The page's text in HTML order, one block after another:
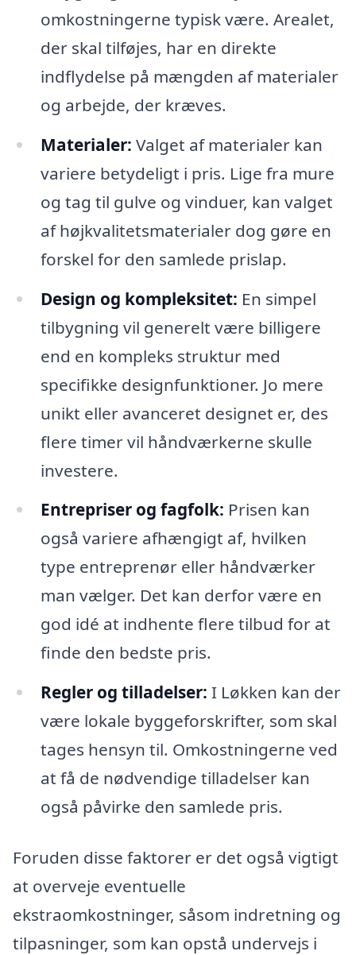
omkostningerne typisk være. Arealet,
der skal tilføjes, har en direkte
indflydelse på mængden af materialer
og arbejde, der kræves.
Materialer: Valget af materialer kan
variere betydeligt i pris. Lige fra mure
og tag til gulve og vinduer, kan valget
af højkvalitetsmaterialer dog gøre en
forskel for den samlede prislap.
Design og kompleksitet: En simpel
tilbygning vil generelt være billigere
end en kompleks struktur med
specifikke designfunktioner. Jo mere
unikt eller avanceret designet er, des
flere timer vil håndværkerne skulle
investere.
Entrepriser og fagfolk: Prisen kan
også variere afhængigt af, hvilken
type entreprenør eller håndværker
man vælger. Det kan derfor være en
god idé at indhente flere tilbud for at
finde den bedste pris.
Regler og tilladelser: I Løkken kan der
være lokale byggeforskrifter, som skal
tages hensyn til. Omkostningerne ved
at få de nødvendige tilladelser kan
også påvirke den samlede pris.
Foruden disse faktorer er det også vigtigt
at overveje eventuelle
ekstraomkostninger, såsom indretning og
tilpasninger, som kan opstå undervejs i